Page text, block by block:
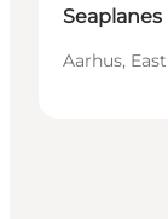
Seaplanes
Aarhus,